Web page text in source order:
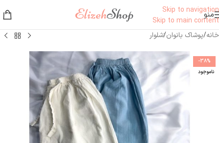
Skip to navigation
Skip to main content
منو
خانه/پوشاک بانوان/َشلوار
-38%
ناموجود